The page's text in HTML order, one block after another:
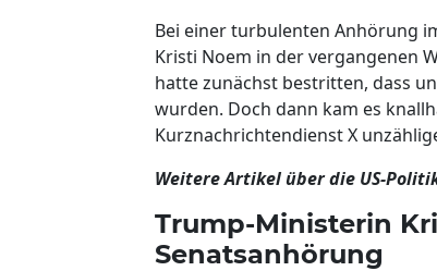
Bei einer turbulenten Anhörung
Kristi Noem in der vergangenen
hatte zunächst bestritten, dass
wurden. Doch dann kam es
Kurznachrichtendienst X
Weitere Artikel über die US-
Trump-Ministerin
Senatsanhörung